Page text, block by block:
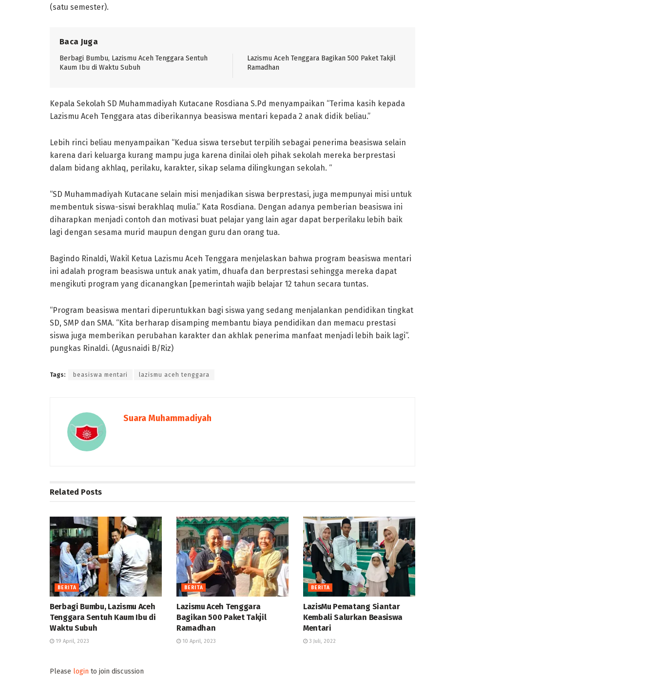
(satu semester).
Baca Juga
Berbagi Bumbu, Lazismu Aceh Tenggara Sentuh
Kaum Ibu di Waktu Subuh
Lazismu Aceh Tenggara Bagikan 500 Paket Takjil
Ramadhan
Kepala Sekolah SD Muhammadiyah Kutacane Rosdiana S.Pd menyampaikan “Terima kasih kepada
Lazismu Aceh Tenggara atas diberikannya beasiswa mentari kepada 2 anak didik beliau.”
Lebih rinci beliau menyampaikan “Kedua siswa tersebut terpilih sebagai penerima beasiswa selain
karena dari keluarga kurang mampu juga karena dinilai oleh pihak sekolah mereka berprestasi
dalam bidang akhlaq, perilaku, karakter, sikap selama dilingkungan sekolah. “
“SD Muhammadiyah Kutacane selain misi menjadikan siswa berprestasi, juga mempunyai misi untuk
membentuk siswa-siswi berakhlaq mulia.” Kata Rosdiana. Dengan adanya pemberian beasiswa ini
diharapkan menjadi contoh dan motivasi buat pelajar yang lain agar dapat berperilaku lebih baik
lagi dengan sesama murid maupun dengan guru dan orang tua.
Bagindo Rinaldi, Wakil Ketua Lazismu Aceh Tenggara menjelaskan bahwa program beasiswa mentari
ini adalah program beasiswa untuk anak yatim, dhuafa dan berprestasi sehingga mereka dapat
mengikuti program yang dicanangkan [pemerintah wajib belajar 12 tahun secara tuntas.
“Program beasiswa mentari diperuntukkan bagi siswa yang sedang menjalankan pendidikan tingkat
SD, SMP dan SMA. “Kita berharap disamping membantu biaya pendidikan dan memacu prestasi
siswa juga memberikan perubahan karakter dan akhlak penerima manfaat menjadi lebih baik lagi”.
pungkas Rinaldi. (Agusnaidi B/Riz)
Tags: beasiswa mentari lazismu aceh tenggara
Suara Muhammadiyah
Related Posts
BERITA
Berbagi Bumbu, Lazismu Aceh
Tenggara Sentuh Kaum Ibu di
Waktu Subuh
19 April, 2023
BERITA
Lazismu Aceh Tenggara
Bagikan 500 Paket Takjil
Ramadhan
10 April, 2023
BERITA
LazisMu Pematang Siantar
Kembali Salurkan Beasiswa
Mentari
3 Juli, 2022
Please login to join discussion